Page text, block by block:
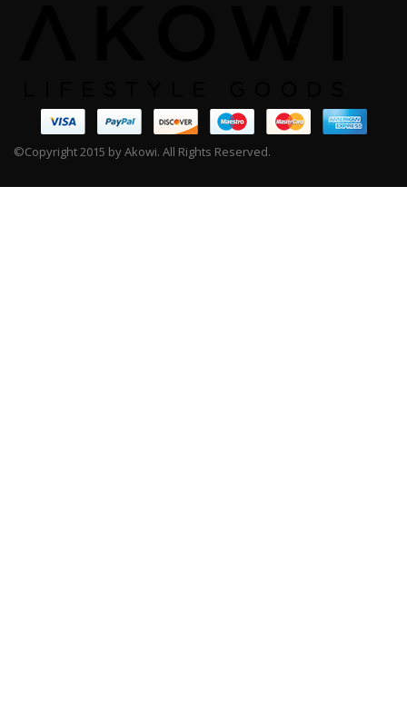
©Copyright 2015 by Akowi. All Rights Reserved.